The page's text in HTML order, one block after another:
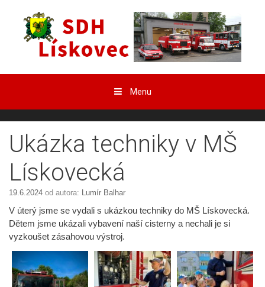
Menu
Ukázka techniky v MŠ
Lískovecká
19.6.2024 od autora: Lumír Balhar
V úterý jsme se vydali s ukázkou techniky do MŠ Lískovecká.
Dětem jsme ukázali vybavení naší cisterny a nechali je si
vyzkoušet zásahovou výstroj.